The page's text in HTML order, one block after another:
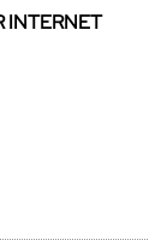
INTERNET